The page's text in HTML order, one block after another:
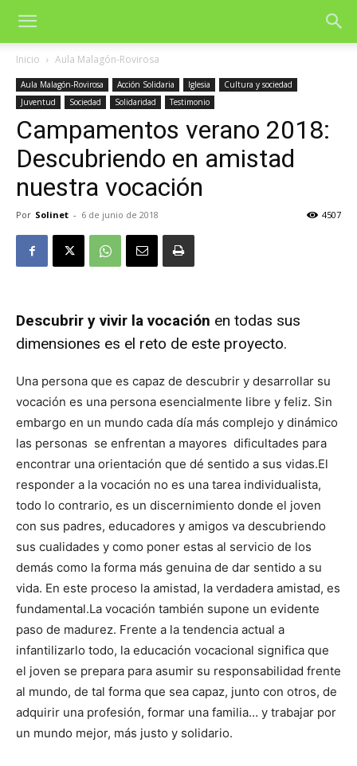
Inicio Aula Malagón-Rovirosa
Aula Malagón-Rovirosa Acción Solidaria Iglesia
Cultura y sociedad
Juventud
Sociedad Solidaridad Testimonio
Campamentos verano 2018:
Descubriendo en amistad
nuestra vocación
Por Solinet - 6 de junio de 2018 4507
Descubrir y vivir la vocación en todas sus
dimensiones es el reto de este proyecto.
Una persona que es capaz de descubrir y desarrollar su
vocación es una persona esencialmente libre y feliz. Sin
embargo en un mundo cada día más complejo y dinámico
las personas se enfrentan a mayores dificultades para
encontrar una orientación que dé sentido a sus vidas.El
responder a la vocación no es una tarea individualista,
todo lo contrario, es un discernimiento donde el joven
con sus padres, educadores y amigos va descubriendo
sus cualidades y como poner estas al servicio de los
demás como la forma más genuina de dar sentido a su
vida. En este proceso la amistad, la verdadera amistad, es
fundamental.La vocación también supone un evidente
paso de madurez. Frente a la tendencia actual a
infantilizarlo todo, la educación vocacional significa que
el joven se prepara para asumir su responsabilidad frente
al mundo, de tal forma que sea capaz, junto con otros, de
adquirir una profesión, formar una familia… y trabajar por
un mundo mejor, más justo y solidario.